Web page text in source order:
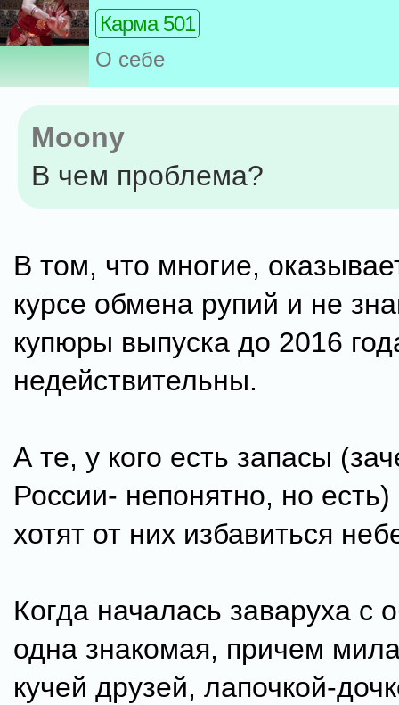
Карма 501
О себе
Moony
В чем проблема?
В том, что многие,
курсе обмена рупий и не
купюры выпуска до 2016
недействительны.
А те, у кого есть запасы
России- непонятно, но есть)
хотят от них избавиться
Когда началась заваруха с
одна знакомая, причем
кучей друзей, лапочкой-